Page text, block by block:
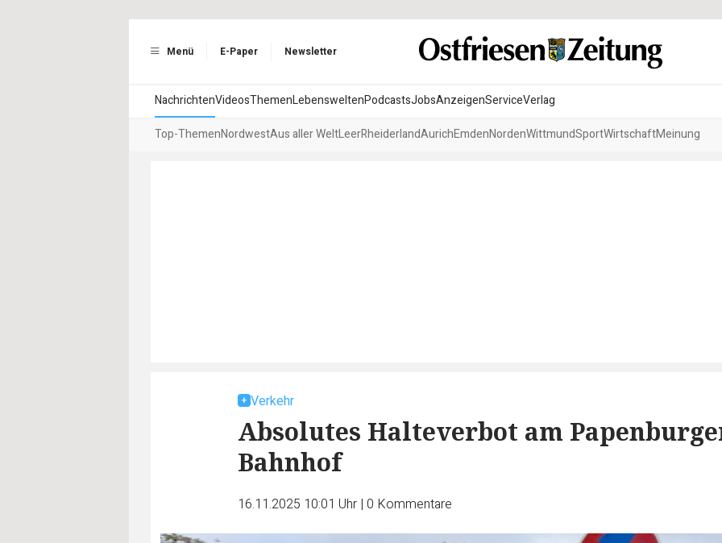
Menü E-Paper Newsletter
NachrichtenVideosThemenLebensweltenPodcastsJobsAnzeigenServiceVerlag
Top-ThemenNordwestAus aller WeltLeerRheiderlandAurichEmdenNordenWittmundSportWirtschaftMeinung
Verkehr
Absolutes Halteverbot am
Bahnhof
16.11.2025 10:01 Uhr | 0 Kommentare